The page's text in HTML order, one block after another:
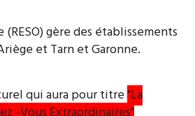
gère des établissements
et Tarn et Garonne.
qui aura pour titre"La